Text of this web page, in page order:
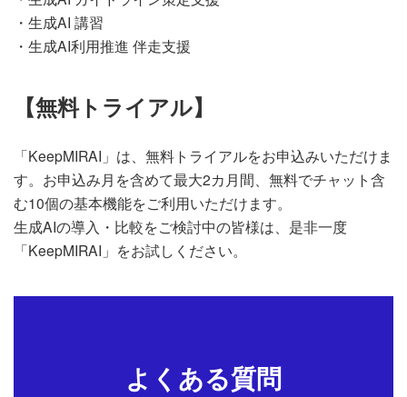
・生成AI 講習
・生成AI利用推進 伴走支援
【無料トライアル】
「KeepMIRAI」は、無料トライアルをお申込みいただけま
す。お申込み月を含めて最大2カ月間、無料でチャット含
む10個の基本機能をご利用いただけます。
生成AIの導入・比較をご検討中の皆様は、是非一度
「KeepMIRAI」をお試しください。
よくある質問